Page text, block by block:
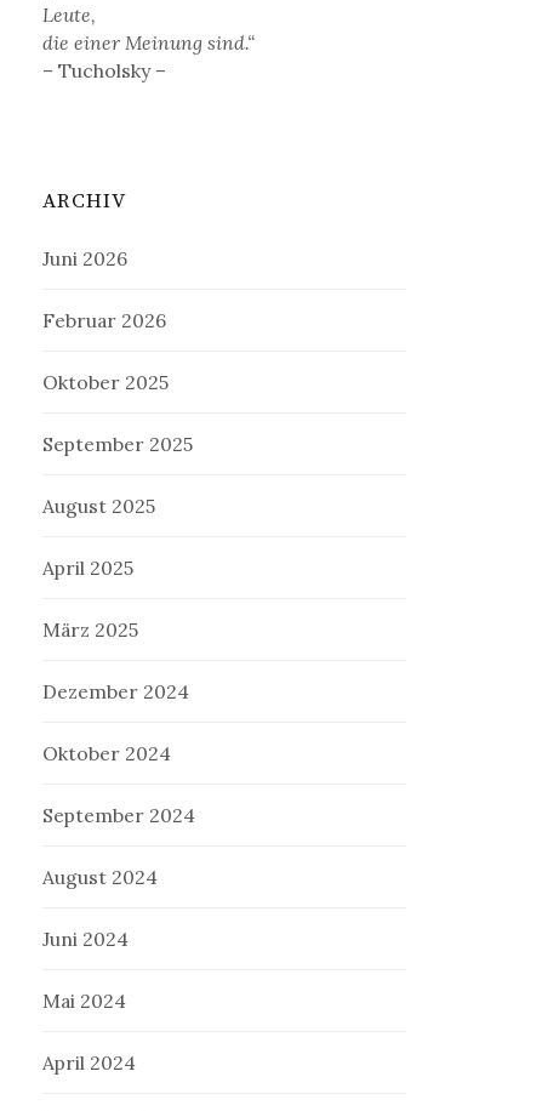
Leute,
die einer Meinung sind.“
– Tucholsky –
ARCHIV
Juni 2026
Februar 2026
Oktober 2025
September 2025
August 2025
April 2025
März 2025
Dezember 2024
Oktober 2024
September 2024
August 2024
Juni 2024
Mai 2024
April 2024